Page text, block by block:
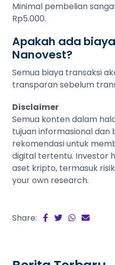
Minimal pembelian
Rp5.000.
Apakah ada
Nanovest?
Semua biaya transaksi
transparan sebelum
Disclaimer
Semua konten dalam
tujuan informasional dan
rekomendasi untuk
digital tertentu. Investor
aset kripto, termasuk
your own research.
Share: